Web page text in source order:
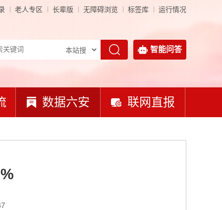
老人专区 长辈版 无障碍浏览 标签库 运行情况
智能问答
数据六安 联网直报